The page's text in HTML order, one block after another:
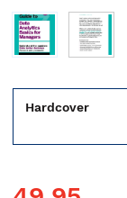
Hardcover